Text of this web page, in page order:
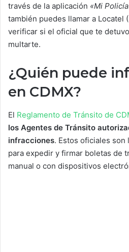
través de la aplicación «Mi
también puedes llamar a Locatel
verificar si el oficial que te
multarte.
¿Quién puede
en CDMX?
El Reglamento de Tránsito de
los Agentes de Tránsito
infracciones. Estos oficiales
para expedir y firmar boletas de
manual o con dispositivos